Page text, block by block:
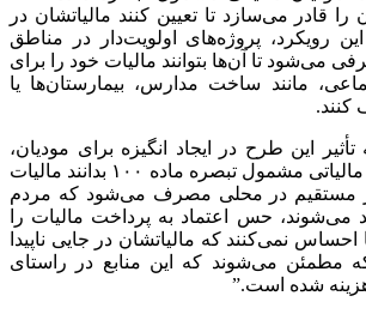
را قادر می‌سازد تا تعیین کنند مالیاتشان در
رویکرد، پروژه‌های اولویت‌دار در مناطق
می‌شود تا آن‌ها بتوانند مالیات خود را برای
مانند ساخت مدارس، بیمارستان‌ها یا
این طرح در ایجاد انگیزه برای مودیان،
مالیاتی مشمول تبصره ماده ۱۰۰ بدانند مالیات
مستقیم در محلی مصرف می‌شود که مردم
می‌شوند، حس اعتماد به پرداخت مالیات را
نمی‌کنند که مالیاتشان در جایی ناپیدا
مطمئن می‌شوند که این منابع در راستای
شده است.”